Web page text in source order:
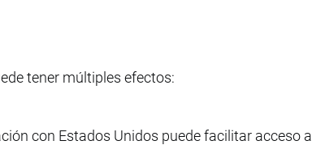
tener múltiples efectos:
con Estados Unidos puede facilitar acceso a